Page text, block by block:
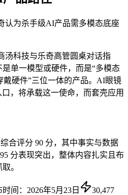
认为杀手级AI产品需多模态底座
汤科技与乐奇高管圆桌对话指
单一模型或硬件，而是“多模态
硬件”三位一体的产品。AI眼镜
，将承载这一使命，而套壳应用
合评分 90 分，其中事实与数据
分表现突出，整体内容扎实且布
。
间： 2026年5月23日
30,477